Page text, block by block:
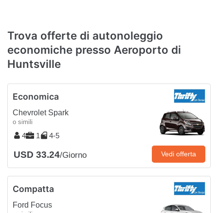
Trova offerte di autonoleggio
economiche presso Aeroporto di
Huntsville
Economica
Chevrolet Spark
o simili
4 1 4-5
USD 33.24/Giorno Vedi offerta
Compatta
Ford Focus